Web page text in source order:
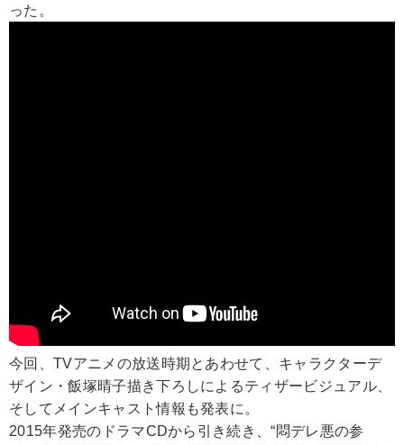
った。
今回、TVアニメの放送時期とあわせて、キャラクターデ
ザイン・飯塚晴子描き下ろしによるティザービジュアル、
そしてメインキャスト情報も発表に。
2015年発売のドラマCDから引き続き、“悶デレ悪の参